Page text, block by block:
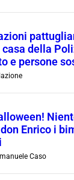
della
e persone
Enrico i
Caso